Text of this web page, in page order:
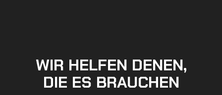
WIR HELFEN DENEN,
DIE ES BRAUCHEN